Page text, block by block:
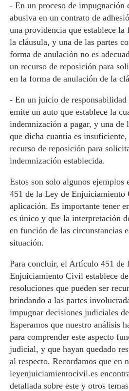
- En un proceso de impugnación
abusiva en un contrato de
una providencia que establece la
la cláusula, y una de las partes
forma de anulación no es
un recurso de reposición para
en la forma de anulación de la
- En un juicio de
emite un auto que establece la
indemnización a pagar, y una de
que dicha cuantía es
recurso de reposición para
indemnización establecida.
Estos son solo algunos
451 de la Ley de Enjuiciamiento
aplicación. Es importante tener
es único y que la interpretación
en función de las circunstancias
situación.
Para concluir, el Artículo 451 de
Enjuiciamiento Civil establece
resoluciones que pueden ser
brindando a las partes
impugnar decisiones judiciales
Esperamos que nuestro análisis
para comprender este aspecto
judicial, y que hayan quedado
al respecto. Recordamos que en
leyenjuiciamientocivil.es
detallada sobre este y otros